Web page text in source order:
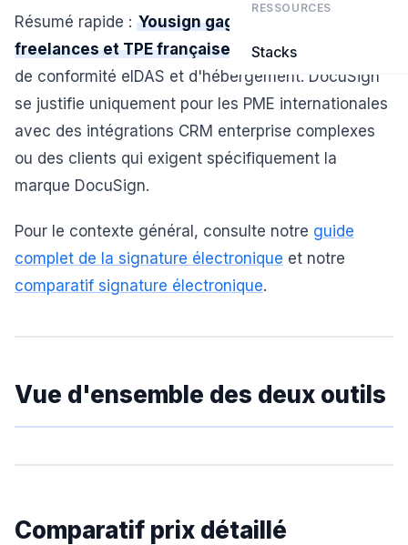
RESSOURCES
Stacks
Résumé rapide : Yousign gagne pour les
freelances et TPE françaises
en termes de prix,
de conformité eIDAS et d'hébergement. DocuSign
se justifie uniquement pour les PME internationales
avec des intégrations CRM enterprise complexes
ou des clients qui exigent spécifiquement la
marque DocuSign.
Pour le contexte général, consulte notre guide
complet de la signature électronique et notre
comparatif signature électronique.
Vue d'ensemble des deux outils
Comparatif prix détaillé